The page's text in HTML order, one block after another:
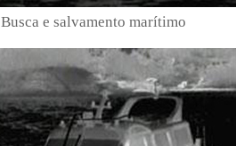
Busca e salvamento marítimo